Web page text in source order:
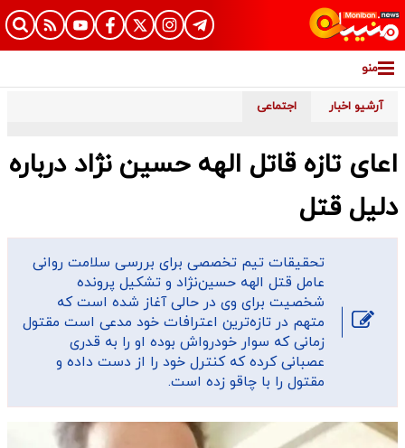
منو
آرشیو اخبار اجتماعی
اعای تازه قاتل الهه حسین نژاد درباره
دلیل قتل
تحقیقات تیم تخصصی برای بررسی سلامت روانی
عامل قتل الهه حسین‌نژاد و تشکیل پرونده
شخصیت برای وی در حالی آغاز شده است که
متهم در تازه‌ترین اعترافات خود مدعی است مقتول
زمانی که سوار خودرواش بوده او را به قدری
عصبانی کرده که کنترل خود را از دست داده و
مقتول را با چاقو زده است.